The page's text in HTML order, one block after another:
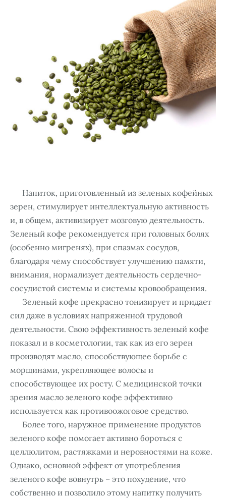
Напиток, приготовленный из зеленых кофейных
зерен, стимулирует интеллектуальную активность
и, в общем, активизирует мозговую деятельность.
Зеленый кофе рекомендуется при головных болях
(особенно мигренях), при спазмах сосудов,
благодаря чему способствует улучшению памяти,
внимания, нормализует деятельность сердечно-
сосудистой системы и системы кровообращения.
Зеленый кофе прекрасно тонизирует и придает
сил даже в условиях напряженной трудовой
деятельности. Свою эффективность зеленый кофе
показал и в косметологии, так как из его зерен
производят масло, способствующее борьбе с
морщинами, укрепляющее волосы и
способствующее их росту. С медицинской точки
зрения масло зеленого кофе эффективно
используется как противоожоговое средство.
Более того, наружное применение продуктов
зеленого кофе помогает активно бороться с
целлюлитом, растяжками и неровностями на коже.
Однако, основной эффект от употребления
зеленого кофе вовнутрь – это похудение, что
собственно и позволило этому напитку получить